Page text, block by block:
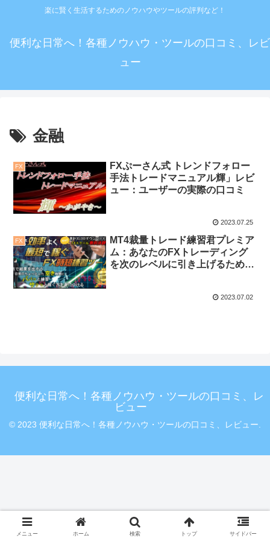
楽に賢く生活するためのノウハウやツールの評判など！
便利な日常へ！各種ノウハウ・ツールの口コミ、レビ
ュー
金融
FX
FXぷーさん式 トレンドフォロー
手法トレードマニュアル輝」レビ
ュー：ユーザーの実際の口コミ
2023.07.25
FX
MT4裁量トレード練習君プレミア
ム：あなたのFXトレーディング
を次のレベルに引き上げるための
2023.07.02
便利な日常へ！各種ノウハウ・ツールの口コミ、レ
ビュー
© 2023 便利な日常へ！各種ノウハウ・ツールの口コミ、レビュー.
メニュー ホーム 検索 トップ サイドバー